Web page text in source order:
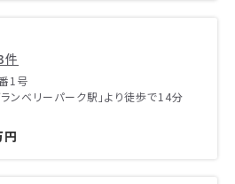
件
1号
ンベリーパーク駅」より徒歩で14分